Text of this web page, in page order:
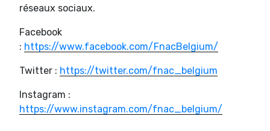
réseaux sociaux.
Facebook
: https://www.facebook.com/FnacBelgium/
Twitter : https://twitter.com/fnac_belgium
Instagram :
https://www.instagram.com/fnac_belgium/